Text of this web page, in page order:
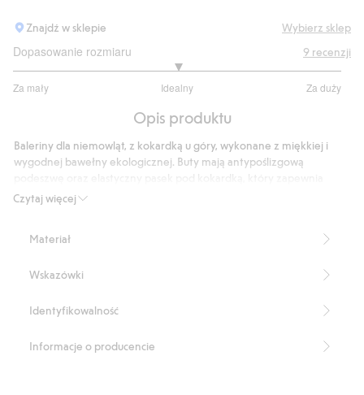
Znajdź w sklepie Wybierz sklep
Dopasowanie rozmiaru
Za mały Idealny Za duży
na
9
głosów
9 recenzji
Opis produktu
Czytaj więcej
Baleriny dla niemowląt, z kokardką u góry, wykonane z miękkiej i
wygodnej bawełny ekologicznej. Buty mają antypoślizgową
optymalne dopasowanie.
Organic Cotton
Materiał
Wskazówki
Identyfikowalność
Informacje o producencie